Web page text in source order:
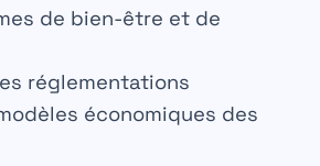
de bien-être et de
réglementations
économiques des